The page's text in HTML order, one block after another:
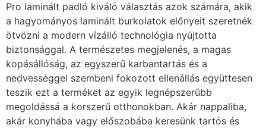
Pro laminált padló kiváló választás azok számára, akik
a hagyományos laminált burkolatok előnyeit szeretnék
ötvözni a modern vízálló technológia nyújtotta
biztonsággal. A természetes megjelenés, a magas
kopásállóság, az egyszerű karbantartás és a
nedvességgel szembeni fokozott ellenállás együttesen
teszik ezt a terméket az egyik legnépszerűbb
megoldássá a korszerű otthonokban. Akár nappaliba,
akár konyhába vagy előszobába keresünk tartós és